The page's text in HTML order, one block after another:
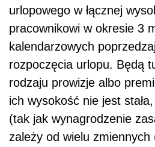
urlopowego w łącznej
pracownikowi w okresie 3
kalendarzowych
rozpoczęcia urlopu. Będą
rodzaju prowizje albo
ich wysokość nie jest
(tak jak wynagrodzenie
zależy od wielu zmiennych